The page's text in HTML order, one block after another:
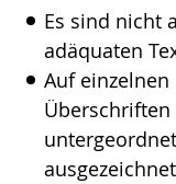
Es sind nicht
adäquaten
Auf
wird
angezeigt.